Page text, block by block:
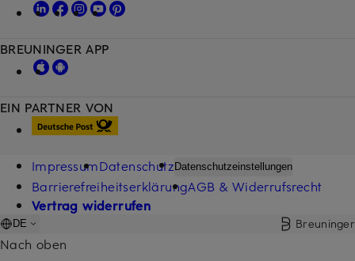
EIN PARTNER VON
BREUNINGER APP
ImpressumDatenschutz Datenschutzeinstellungen
BarrierefreiheitserklärungAGB & Widerrufsrecht
Vertrag widerrufen
DE Breuninger
Nach oben